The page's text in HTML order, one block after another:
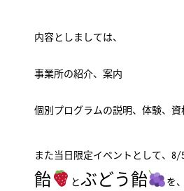
内容としましては、
事業所の紹介、案内
個別プログラムの説明、体験、
また当日限定イベントとして、
飴
とぶどう飴 を